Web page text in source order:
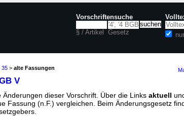
Vorschriftensuche
§ / Artikel Gesetz
35 > alte Fassungen
V
dieser Vorschrift. Über die Links aktuell
Fassung (n.F.) vergleichen. Beim Änderungsgesetz